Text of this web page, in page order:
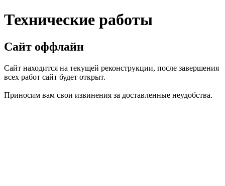
Технические работы
Сайт оффлайн
Сайт находится на текущей реконструкции, после завершения
всех работ сайт будет открыт.
Приносим вам свои извинения за доставленные неудобства.